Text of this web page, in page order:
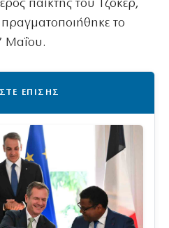
παίκτης του Τζόκερ,
το
Μαΐου.
ΕΠΙΣΗΣ